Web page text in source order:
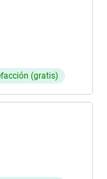
(gratis)